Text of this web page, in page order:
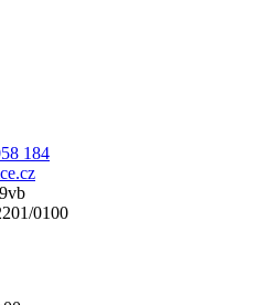
184
0100